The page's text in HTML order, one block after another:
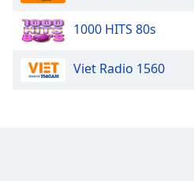
1000 HITS 80s
Viet Radio 1560